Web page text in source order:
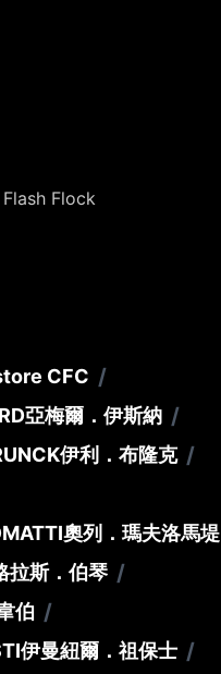
Flock
CFC /
亞梅爾．伊斯納 /
伊利．布隆克 /
奧列．瑪夫洛馬堤
拉斯．伯琴 /
伯 /
伊曼紐爾．祖保士 /